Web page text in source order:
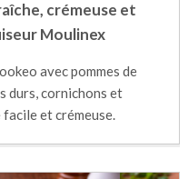
crémeuse et
Moulinex
avec pommes de
durs, cornichons et
et crémeuse.